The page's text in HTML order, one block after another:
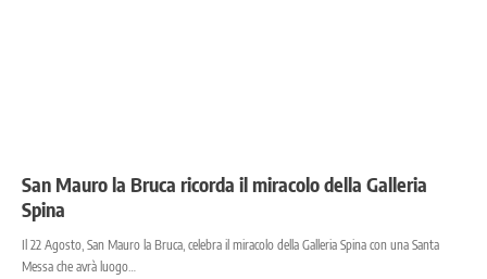
San Mauro la Bruca ricorda il miracolo della Galleria
Spina
Il 22 Agosto, San Mauro la Bruca, celebra il miracolo della Galleria Spina con una Santa
Messa che avrà luogo…